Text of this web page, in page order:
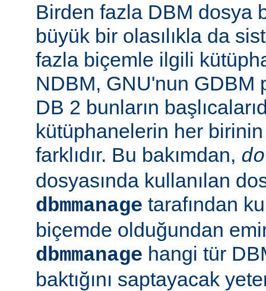
Birden fazla DBM dosya
büyük bir olasılıkla da
fazla biçemle ilgili
NDBM, GNU'nun GDBM
DB 2 bunların
kütüphanelerin her
farklıdır. Bu bakımdan,
dosyasında kullanılan
dbmmanage tarafından
biçemde olduğundan
dbmmanage hangi tür
baktığını saptayacak